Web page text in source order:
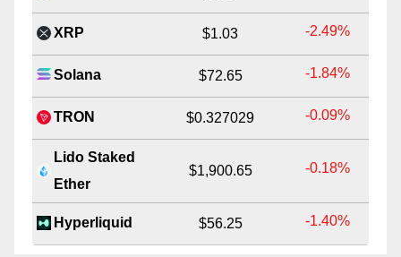
XRP $1.03 -2.49%
Solana $72.65 -1.84%
TRON $0.327029 -0.09%
Lido Staked
Ether
$1,900.65 -0.18%
Hyperliquid $56.25 -1.40%